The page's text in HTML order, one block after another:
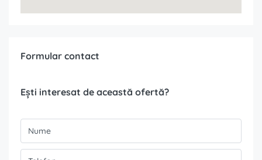
Formular contact
Ești interesat de această ofertă?